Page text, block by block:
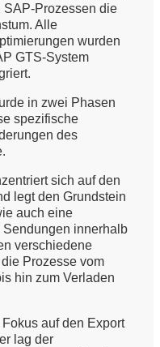
SAP-Prozessen die
Alle
wurden
GTS-System
in zwei Phasen
spezifische
des
sich auf den
legt den Grundstein
auch eine
Sendungen innerhalb
verschiedene
Prozesse vom
hin zum Verladen
auf den Export
lag der